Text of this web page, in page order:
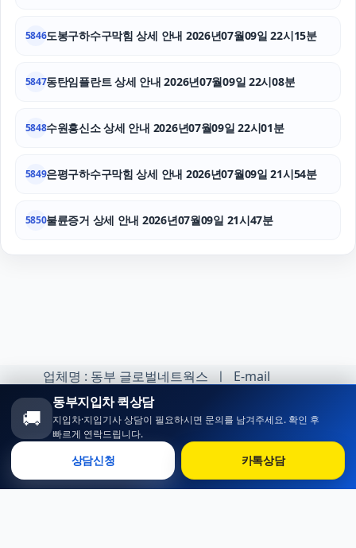
5846도봉구하수구막힘 상세 안내 2026년07월09일 22시15분
5847동탄임플란트 상세 안내 2026년07월09일 22시08분
5848수원흥신소 상세 안내 2026년07월09일 22시01분
5849은평구하수구막힘 상세 안내 2026년07월09일 21시54분
5850불륜증거 상세 안내 2026년07월09일 21시47분
업체명 : 동부 글로벌네트웍스 ㅣ E-mail
:minhoh1@naver.com
카카오톡 오픈채팅 :
https://open.kakao.com/o/sqlsXOji
Copyright ⓒ 동부 지입차 All rights reserved.
🚚
동부지입차 퀵상담
지입차·지입기사 상담이 필요하시면 문의를 남겨주세요. 확인 후
빠르게 연락드립니다.
상담신청 카톡상담